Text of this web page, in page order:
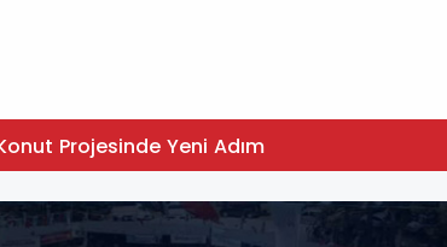
Projesinde Yeni Adım